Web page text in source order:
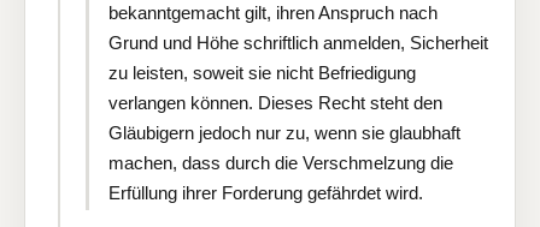
bekanntgemacht gilt, ihren Anspruch nach
Grund und Höhe schriftlich anmelden, Sicherheit
zu leisten, soweit sie nicht Befriedigung
verlangen können. Dieses Recht steht den
Gläubigern jedoch nur zu, wenn sie glaubhaft
machen, dass durch die Verschmelzung die
Erfüllung ihrer Forderung gefährdet wird.